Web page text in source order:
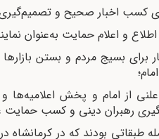
کسب اخبار صحیح و تصمیم‌گیری
و اعلام حمایت به‌عنوان
بسیج مردم و بستن بازارها
از امام و پخش اعلامیه‌ها و
رهبران دینی و کسب
طبقاتی بودند که در کرمانشاه